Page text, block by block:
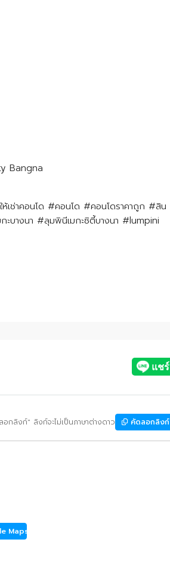
Bangna
เช่าคอนโด #คอนโด #คอนโดราคาถูก #สิน
บางนา #ลุมพินีเมกะซิตี้บางนา #lumpini
กลิงก์" ลิงก์จะไม่เป็นภาษาต่างดาว คัดลอกลิงก์
Maps